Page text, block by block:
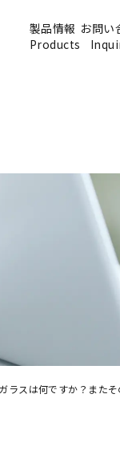
製品情報
Products
お問い
ラスは何ですか？またそ